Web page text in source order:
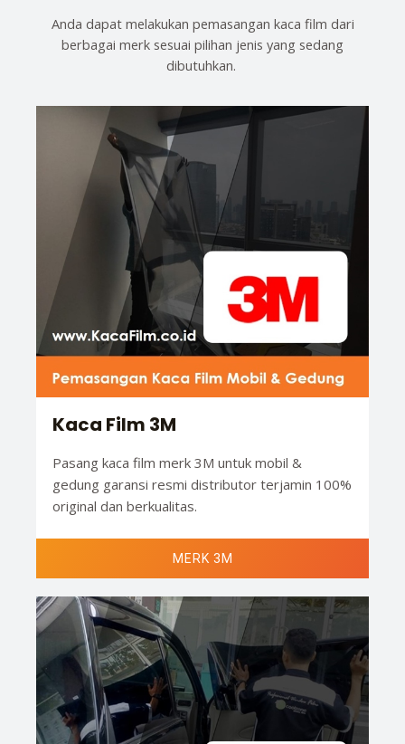
Anda dapat melakukan pemasangan kaca film dari
berbagai merk sesuai pilihan jenis yang sedang
dibutuhkan.
Kaca Film 3M
Pasang kaca film merk 3M untuk mobil &
gedung garansi resmi distributor terjamin 100%
original dan berkualitas.
MERK 3M